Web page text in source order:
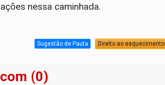
nessa caminhada.
Sugestão de Pauta Direito ao esquecimento
(0)